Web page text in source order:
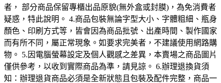
者， 部分商品保留專櫃出品原貌(無外盒或封膜)，為免消費者
疑惑，特此說明。 4.商品包裝無論字型大小、字體粗細、瓶身
顏色、印刷方式等，皆會因為商品批號、出產時間、製作國家
而有所不同，屬正常現象。如要求完美者，不建議使用網路購
物。 5.因電腦螢幕設定及個人觀感之差異，本賣場之商品圖片
僅供參考，以收到實際商品為準，請見諒。 6.辦理退換貨須
知：辦理退貨商品必須是全新狀態且包裝及配件完整，商品一